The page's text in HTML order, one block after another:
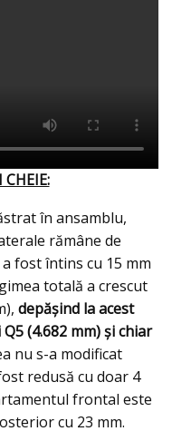
CHEIE:
în ansamblu,
rămâne de
fost întins cu 15 mm
totală a crescut
depăşind la acest
(4.682 mm) și chiar
nu s-a modificat
redusă cu doar 4
frontal este
cu 23 mm.